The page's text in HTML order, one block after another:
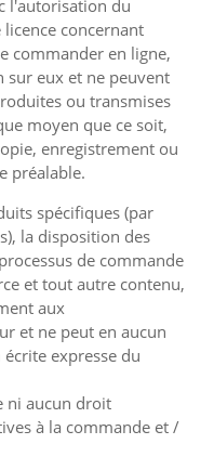
l'autorisation du
concernant
commander en ligne,
eux et ne peuvent
ou transmises
moyen que ce soit,
enregistrement ou
préalable.
spécifiques (par
la disposition des
de commande
et tout autre contenu,
aux
et ne peut en aucun
expresse du
ni aucun droit
à la commande et /